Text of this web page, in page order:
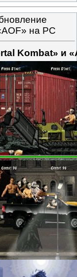
на PC
Kombat» и